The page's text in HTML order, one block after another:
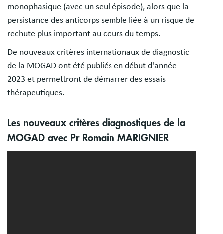
monophasique (avec un seul épisode), alors que la
persistance des anticorps semble liée à un risque de
rechute plus important au cours du temps.
De nouveaux critères internationaux de diagnostic
de la MOGAD ont été publiés en début d'année
2023 et permettront de démarrer des essais
thérapeutiques.
Les nouveaux critères diagnostiques de la
MOGAD avec Pr Romain MARIGNIER